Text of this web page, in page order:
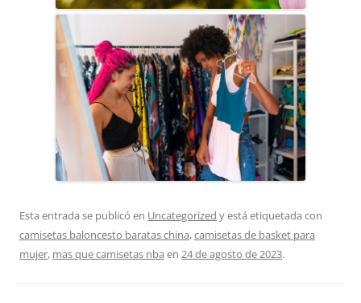
Esta entrada se publicó en Uncategorized y está etiquetada con
camisetas baloncesto baratas china,camisetas de basket para
mujer, mas que camisetas nba en 24 de agosto de 2023.